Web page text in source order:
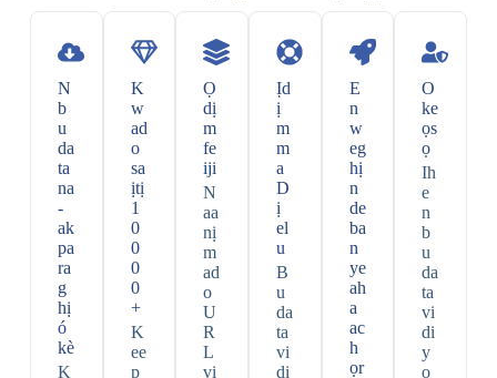
N
b
u
da
ta
na
-
ak
pa
ra
g
hị
ó
kè
K
K
w
ad
o
sa
ịtị
1
0
0
0
0
+
K
ee
p
Ọ
dị
m
fe
iji
N
aa
nị
m
ad
o
U
R
L
vi
Ịd
ị
m
m
a
D
ị
el
u
B
u
da
ta
vi
di
E
n
w
eg
hị
n
de
ba
n
ye
ah
a
ac
h
ọr
O
ke
ọs
ọ
Ih
e
n
b
u
da
ta
vi
di
y
o